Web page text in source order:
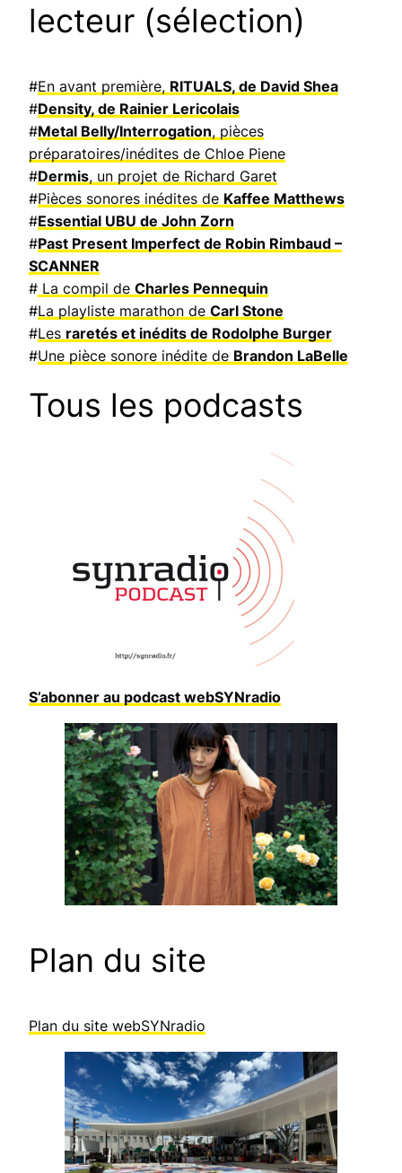
lecteur (sélection)
#En avant première, RITUALS, de David Shea
#Density, de Rainier Lericolais
#Metal Belly/Interrogation, pièces
préparatoires/inédites de Chloe Piene
#Dermis, un projet de Richard Garet
#Pièces sonores inédites de Kaffee Matthews
#Essential UBU de John Zorn
#Past Present Imperfect de Robin Rimbaud –
SCANNER
# La compil de Charles Pennequin
#La playliste marathon de Carl Stone
#Les raretés et inédits de Rodolphe Burger
#Une pièce sonore inédite de Brandon LaBelle
Tous les podcasts
S’abonner au podcast webSYNradio
Plan du site
Plan du site webSYNradio